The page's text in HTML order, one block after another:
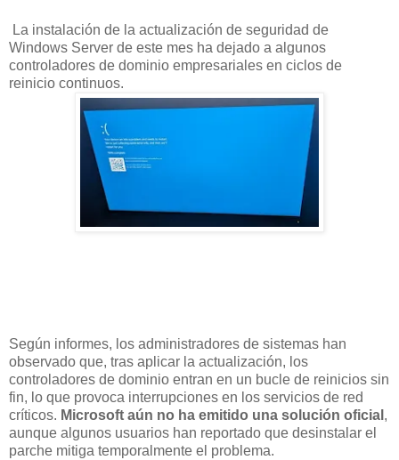
La instalación de la actualización de seguridad de
Windows Server de este mes ha dejado a algunos
controladores de dominio empresariales en ciclos de
reinicio continuos.
Según informes, los administradores de sistemas han
observado que, tras aplicar la actualización, los
controladores de dominio entran en un bucle de reinicios sin
fin, lo que provoca interrupciones en los servicios de red
críticos. Microsoft aún no ha emitido una solución oficial ,
aunque algunos usuarios han reportado que desinstalar el
parche mitiga temporalmente el problema.